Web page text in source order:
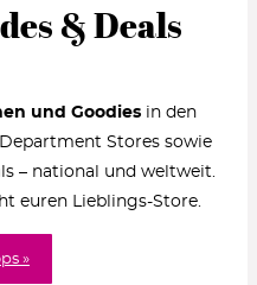
& Deals
und Goodies in den
Stores sowie
– national und weltweit.
euren Lieblings-Store.
»